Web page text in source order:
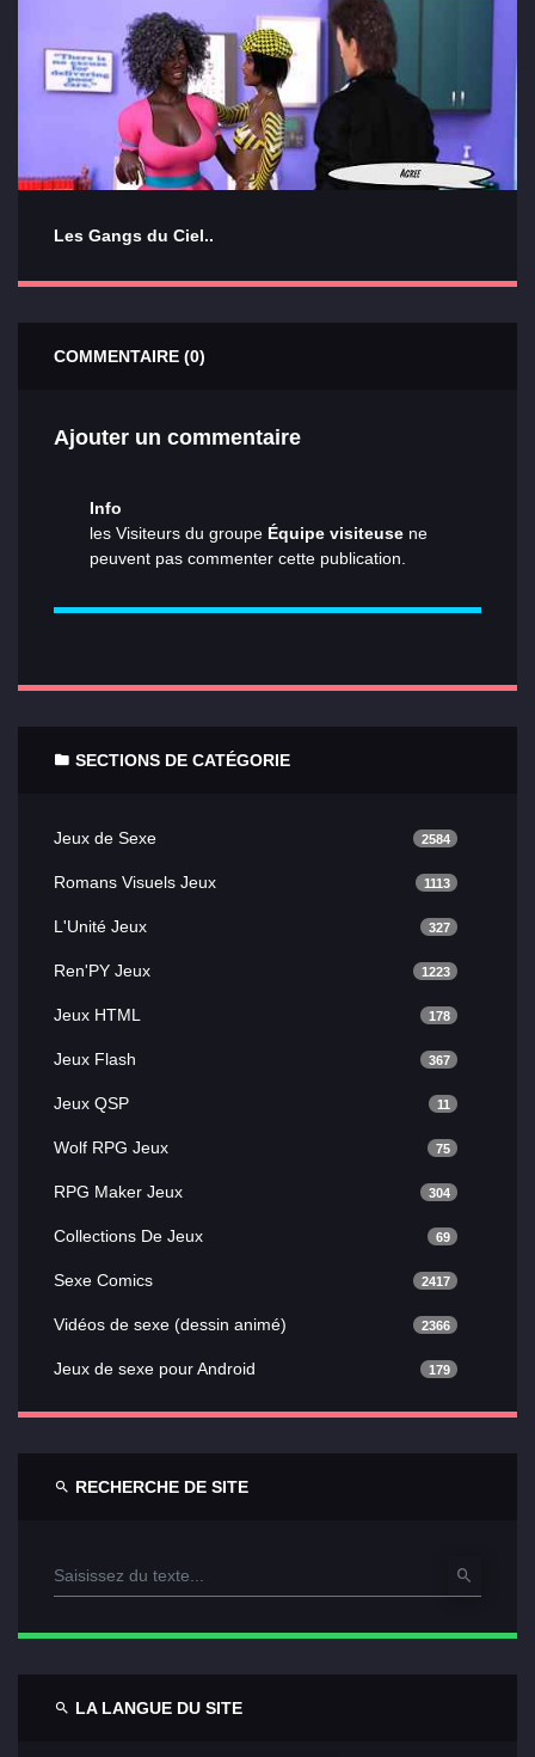
Les Gangs du Ciel..
COMMENTAIRE (0)
Ajouter un commentaire
Info
les Visiteurs du groupe Équipe visiteuse ne
peuvent pas commenter cette publication.
SECTIONS DE CATÉGORIE
Jeux de Sexe 2584
Romans Visuels Jeux 1113
L'Unité Jeux 327
Ren'PY Jeux 1223
Jeux HTML 178
Jeux Flash 367
Jeux QSP 11
Wolf RPG Jeux 75
RPG Maker Jeux 304
Collections De Jeux 69
Sexe Comics 2417
Vidéos de sexe (dessin animé) 2366
Jeux de sexe pour Android 179
RECHERCHE DE SITE
LA LANGUE DU SITE